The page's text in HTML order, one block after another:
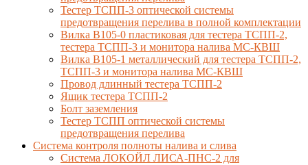
Тестер ТСПП-3 оптической системы
предотвращения перелива в полной комплектации
Вилка В105-0 пластиковая для тестера ТСПП-2,
тестера ТСПП-3 и монитора налива МС-КВШ
Вилка В105-1 металлический для тестера ТСПП-2,
ТСПП-3 и монитора налива МС-КВШ
Провод длинный тестера ТСПП-2
Ящик тестера ТСПП-2
Болт заземления
Тестер ТСПП оптической системы
предотвращения перелива
Cистема контроля полноты налива и слива
Система ЛОКОЙЛ ЛИСА-ПНС-2 для